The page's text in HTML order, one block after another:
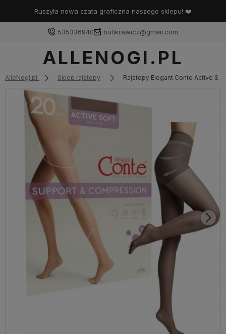
Ruszyła nowa szata graficzna naszego sklepu! ❤️
535336940 butikrawicz@gmail.com
ALLENOGI.PL
AlleNogi.pl Sklep rajstopy Rajstopy Elegant Conte Active